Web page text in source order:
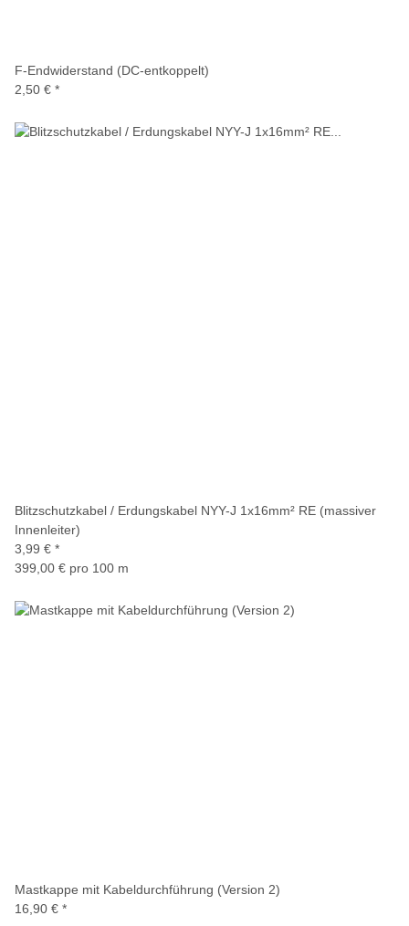
F-Endwiderstand (DC-entkoppelt)
2,50 € *
Blitzschutzkabel / Erdungskabel NYY-J 1x16mm² RE (massiver
Innenleiter)
3,99 € *
399,00 € pro 100 m
Mastkappe mit Kabeldurchführung (Version 2)
16,90 € *